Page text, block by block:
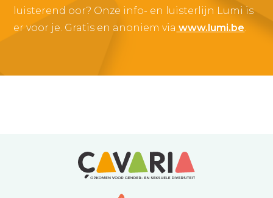
luisterend oor? Onze info- en luisterlijn Lumi is
er voor je. Gratis en anoniem via www.lumi.be.